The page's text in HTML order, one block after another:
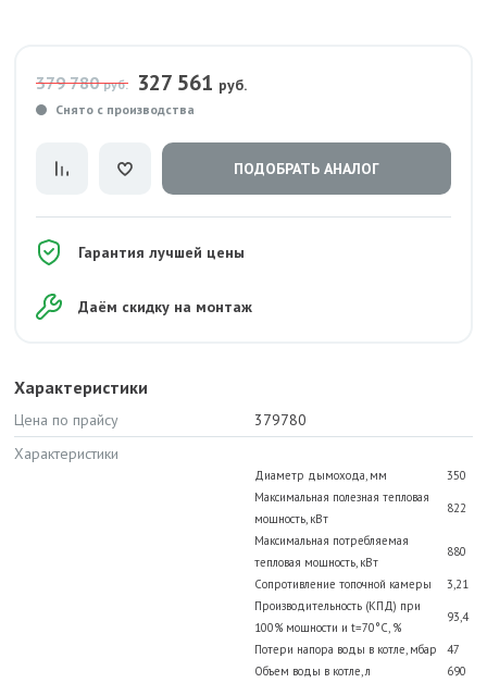
379 780руб. 327 561 руб.
Снято с производства
ПОДОБРАТЬ АНАЛОГ
Гарантия лучшей цены
Даём скидку на монтаж
Характеристики
Цена по прайсу
379780
Характеристики
Диаметр дымохода, мм
350
Максимальная полезная тепловая
мощность, кВт
822
Максимальная потребляемая
тепловая мощность, кВт
880
Сопротивление топочной камеры
3,21
Производительность (КПД) при
100% мощности и t=70°С, %
93,4
Потери напора воды в котле, мбар
47
Объем воды в котле, л
690